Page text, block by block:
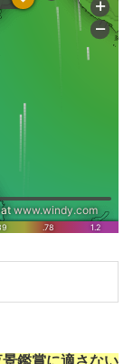
鑑賞に適さない